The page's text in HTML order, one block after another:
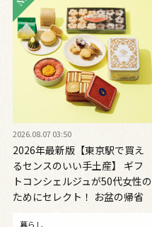
2026.08.07 03:50
2026年最新版【東京駅で買え
るセンスのいい手土産】 ギフ
トコンシェルジュが50代女性の
ためにセレクト！ お盆の帰省
暮らし